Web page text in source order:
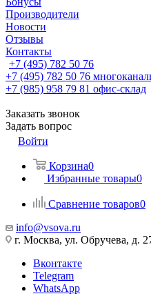
Производители
Новости
Отзывы
Контакты
+7 (495) 782 50 76
+7 (495) 782 50 76
+7 (985) 958 79 81 офис-склад
Заказать звонок
Задать вопрос
Войти
Корзина0
Избранные товары0
Сравнение товаров0
info@vsova.ru
г. Москва, ул. Обручева, д.
Вконтакте
Telegram
WhatsApp